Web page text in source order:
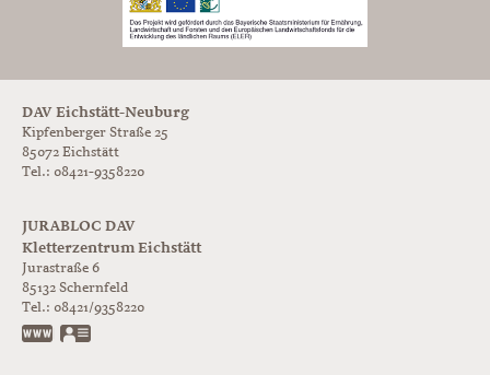
DAV Eichstätt-Neuburg
Kipfenberger Straße 25
85072 Eichstätt
Tel.: 08421-9358220
JURABLOC DAV
Kletterzentrum Eichstätt
Jurastraße 6
85132 Schernfeld
Tel.: 08421/9358220
www.jurabloc.de